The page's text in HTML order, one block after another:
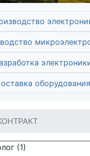
оборудования
(1)